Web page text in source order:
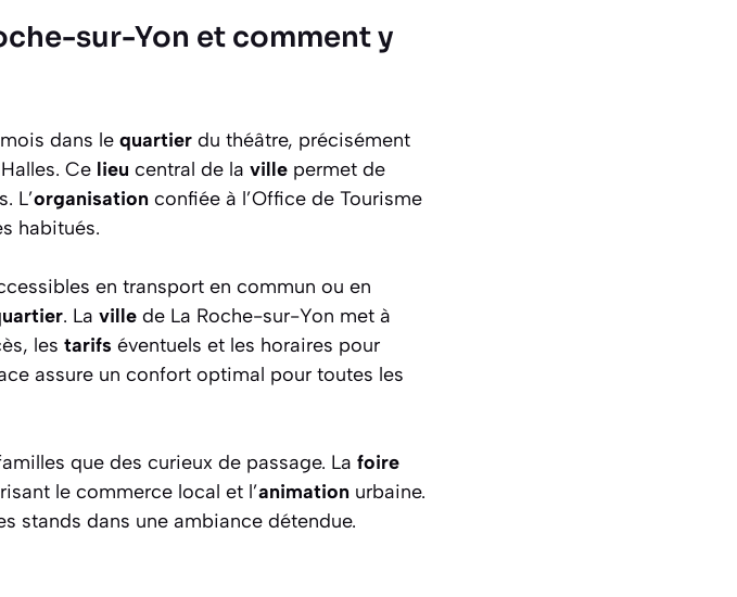
sur-Yon et comment y
dans le quartier du théâtre, précisément
Ce lieu central de la ville permet de
L’organisation confiée à l’Office de Tourisme
habitués.
en transport en commun ou en
. La ville de La Roche-sur-Yon met à
les tarifs éventuels et les horaires pour
assure un confort optimal pour toutes les
que des curieux de passage. La foire
le commerce local et l’animation urbaine.
stands dans une ambiance détendue.